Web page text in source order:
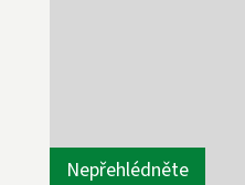
Nepřehlédněte